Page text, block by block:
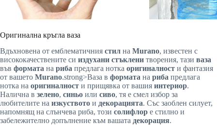
Оригинална кръгла ваза
Вдъхновена от емблематичния стил на Murano, известен с
висококачествените си издухани стъклени творения, тази ваза
във формата на риба предлага нотка оригиналност и фантазия
от вашето Murano.strong>Ваза в формата на риба предлага
нотка на оригиналност и прищявка от вашия интериор.
Налична в зелено, синьо или сиво, тя е смел избор за
любителите на изкуството и декорацията. Със заоблен силует,
напомнящ на слънчева риба, този солифлор е стилно и
забележително допълнение към вашата декорация.